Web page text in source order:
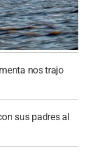
nos trajo
sus padres al